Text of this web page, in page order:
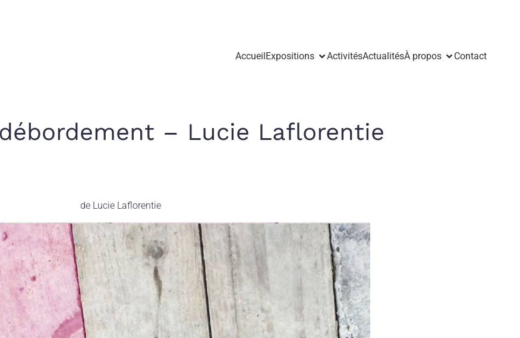
AccueilExpositions ActivitésActualitésÀ propos Contact
– Lucie Laflorentie
de Lucie Laflorentie